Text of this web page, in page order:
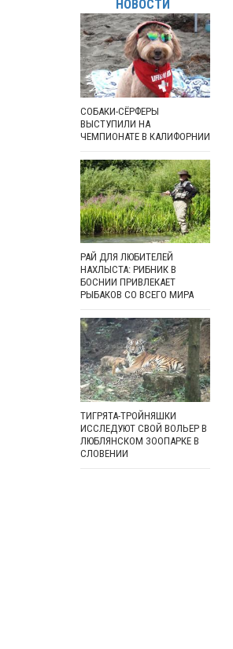
НОВОСТИ
СОБАКИ-СЁРФЕРЫ
ВЫСТУПИЛИ НА
ЧЕМПИОНАТЕ В КАЛИФОРНИИ
РАЙ ДЛЯ ЛЮБИТЕЛЕЙ
НАХЛЫСТА: РИБНИК В
БОСНИИ ПРИВЛЕКАЕТ
РЫБАКОВ СО ВСЕГО МИРА
ТИГРЯТА-ТРОЙНЯШКИ
ИССЛЕДУЮТ СВОЙ ВОЛЬЕР В
ЛЮБЛЯНСКОМ ЗООПАРКЕ В
СЛОВЕНИИ